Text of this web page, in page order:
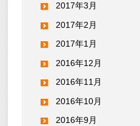
2017年3月
2017年2月
2017年1月
2016年12月
2016年11月
2016年10月
2016年9月